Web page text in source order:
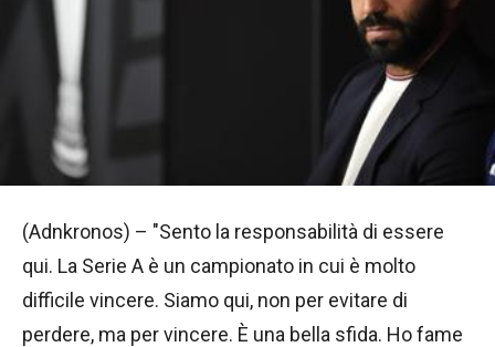
(Adnkronos) – "Sento la responsabilità di essere
qui. La Serie A è un campionato in cui è molto
difficile vincere. Siamo qui, non per evitare di
perdere, ma per vincere. È una bella sfida. Ho fame